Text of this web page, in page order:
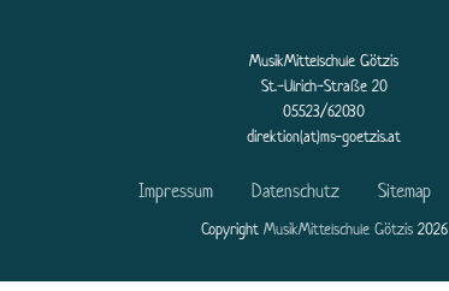
MusikMittelschule Götzis
St.-Ulrich-Straße 20
05523/62030
direktion(at)ms-goetzis.at
Impressum Datenschutz Sitemap
Copyright MusikMittelschule Götzis 2026